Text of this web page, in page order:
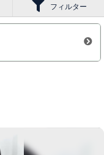
フィルター